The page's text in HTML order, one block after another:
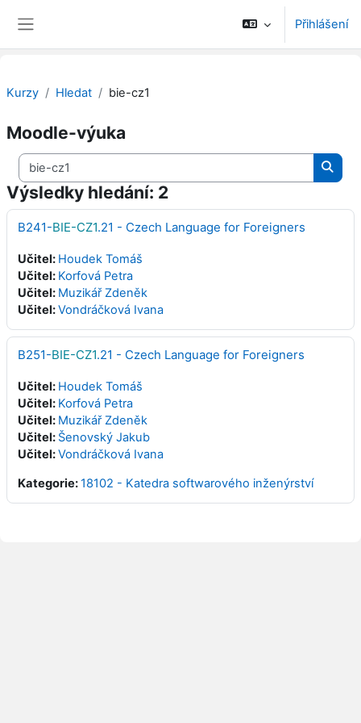
Přihlášení
Kurzy Hledat bie-cz1
Moodle-výuka
Vyhledat kurzy
Výsledky hledání: 2
B241-BIE-CZ1.21 - Czech Language for Foreigners
Učitel: Houdek Tomáš
Učitel: Korfová Petra
Učitel: Muzikář Zdeněk
Učitel:Vondráčková Ivana
B251-BIE-CZ1.21 - Czech Language for Foreigners
Učitel: Houdek Tomáš
Učitel: Korfová Petra
Učitel: Muzikář Zdeněk
Učitel: Šenovský Jakub
Učitel:Vondráčková Ivana
Kategorie:18102 - Katedra softwarového inženýrství